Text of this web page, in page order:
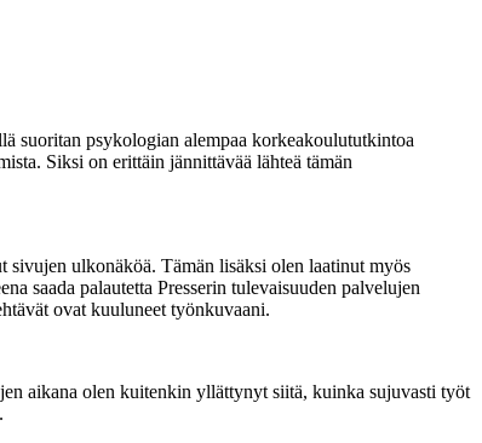
suoritan psykologian alempaa korkeakoulututkintoa
Siksi on erittäin jännittävää lähteä tämän
sivujen ulkonäköä. Tämän lisäksi olen laatinut myös
saada palautetta Presserin tulevaisuuden palvelujen
ovat kuuluneet työnkuvaani.
aikana olen kuitenkin yllättynyt siitä, kuinka sujuvasti työt